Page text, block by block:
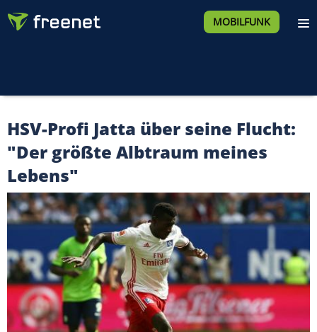
MOBILFUNK
HSV-Profi Jatta über seine Flucht:
"Der größte Albtraum meines
Lebens"